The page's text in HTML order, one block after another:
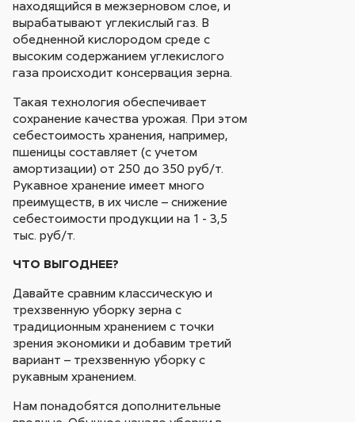
находящийся в межзерновом слое, и
вырабатывают углекислый газ. В
обедненной кислородом среде с
высоким содержанием углекислого
газа происходит консервация зерна.
Такая технология обеспечивает
сохранение качества урожая. При этом
себестоимость хранения, например,
пшеницы составляет (с учетом
амортизации) от 250 до 350 руб/т.
Рукавное хранение имеет много
преимуществ, в их числе – снижение
себестоимости продукции на 1 - 3,5
тыс. руб/т.
ЧТО ВЫГОДНЕЕ?
Давайте сравним классическую и
трехзвенную уборку зерна с
традиционным хранением с точки
зрения экономики и добавим третий
вариант – трехзвенную уборку с
рукавным хранением.
Нам понадобятся дополнительные